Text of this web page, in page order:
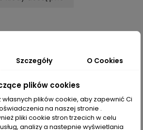
to żel czyszczący do obuwia
lubnubuku. Praktyczna
usuwa uporczywe
w wodoodporność oraz
Szczegóły O Cookies
plików cookies
własnych plików cookie, aby zapewnić Ci
na naszej stronie .
pliki cookie stron trzecich w celu
analizy a nastepnie wyświetlania